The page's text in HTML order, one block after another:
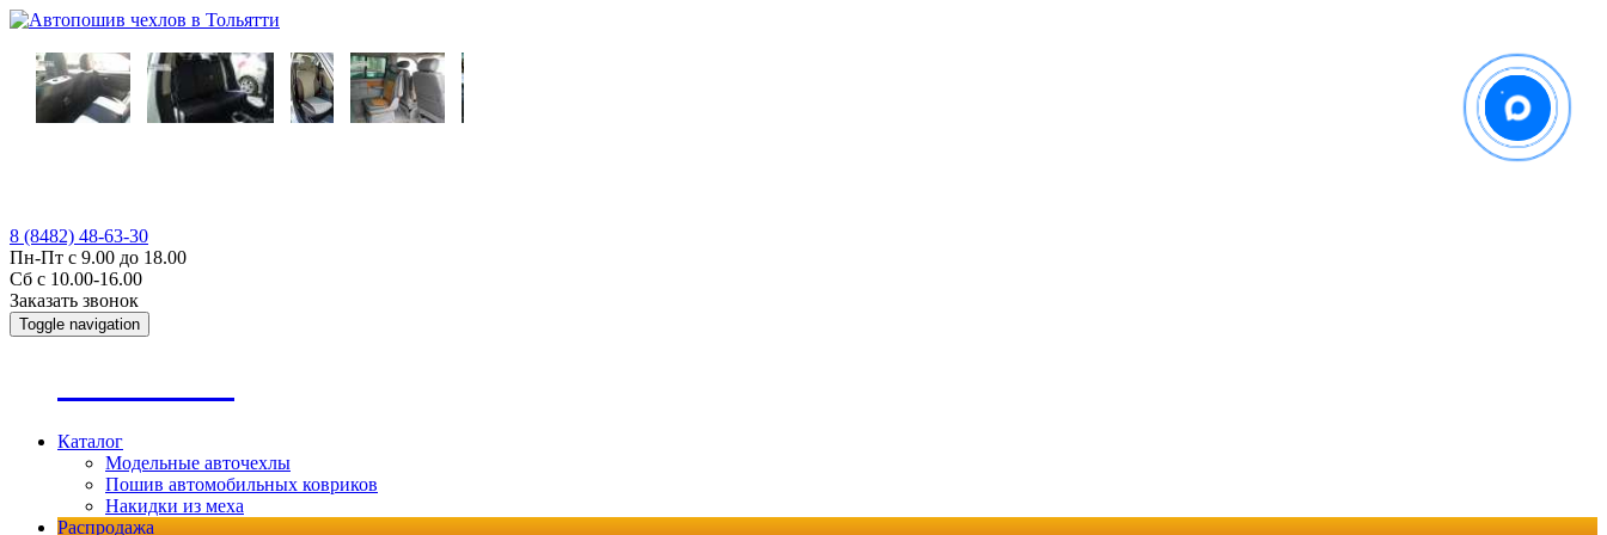
8 (8482) 48-63-30
Пн-Пт с 9.00 до 18.00
Сб с 10.00-16.00
Заказать звонок
Toggle navigation
Каталог
Модельные авточехлы
Пошив автомобильных ковриков
Накидки из меха
Распродажа